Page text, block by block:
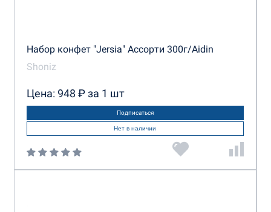
Набор конфет "Jersia" Ассорти 300г/Aidin
Shoniz
Цена: 948 ₽ за 1 шт
Подписаться
Нет в наличии